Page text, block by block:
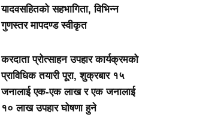
यादवसहितको सहभागिता, विभिन्न
गुणस्तर मापदण्ड स्वीकृत
करदाता प्रोत्साहन उपहार कार्यक्रमको
प्राविधिक तयारी पूरा, शुक्रबार १५
जनालाई एक-एक लाख र एक जनालाई
१० लाख उपहार घोषणा हुने